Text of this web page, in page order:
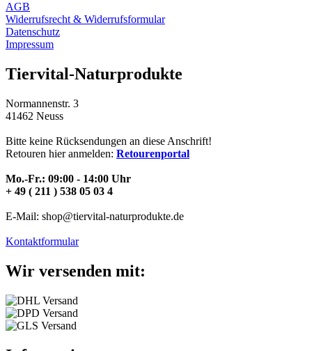
AGB
Widerrufsrecht & Widerrufsformular
Datenschutz
Impressum
Tiervital-Naturprodukte
Normannenstr. 3
41462 Neuss
Bitte keine Rücksendungen an diese Anschrift!
Retouren hier anmelden: Retourenportal
Mo.-Fr.: 09:00 - 14:00 Uhr
+ 49 ( 211 ) 538 05 03 4
E-Mail: shop@tiervital-naturprodukte.de
Kontaktformular
Wir versenden mit: